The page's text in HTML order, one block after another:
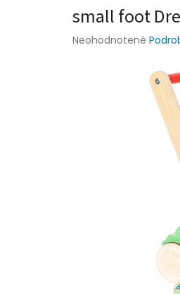
small foot
Priemerné
Neohodnotené